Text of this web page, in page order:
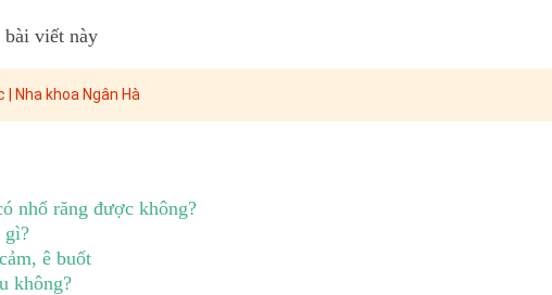
bài viết này
| Nha khoa Ngân Hà
nhổ răng được không?
gì?
ê buốt
không?